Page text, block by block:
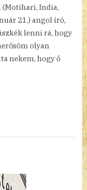
(Motihari, India,
21.) angol író,
lenni rá, hogy
olyan
nekem, hogy ő